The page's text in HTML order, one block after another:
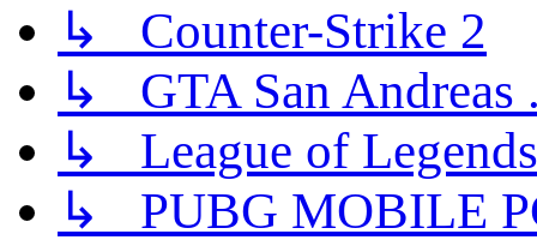
↳ Counter-Strike 2
↳ GTA San Andreas
↳ League of Legends
↳ PUBG MOBILE